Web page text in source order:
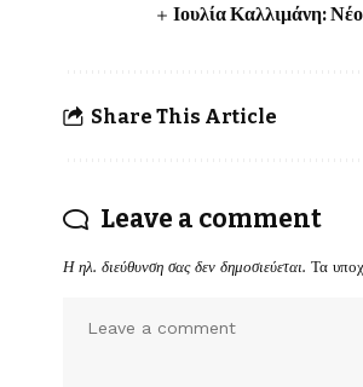
Ιουλία Καλλιμάνη:
Share This Article
Leave a comment
Η ηλ. διεύθυνση σας δεν δημοσιεύεται. Τα